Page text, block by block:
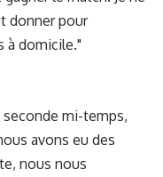
donner pour
à domicile."
mi-temps,
avons eu des
nous nous